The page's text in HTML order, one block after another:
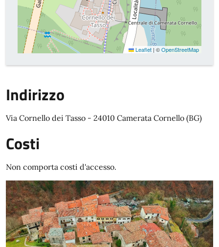
Leaflet |©OpenStreetMap
Indirizzo
Via Cornello dei Tasso - 24010 Camerata Cornello (BG)
Costi
Non comporta costi d'accesso.